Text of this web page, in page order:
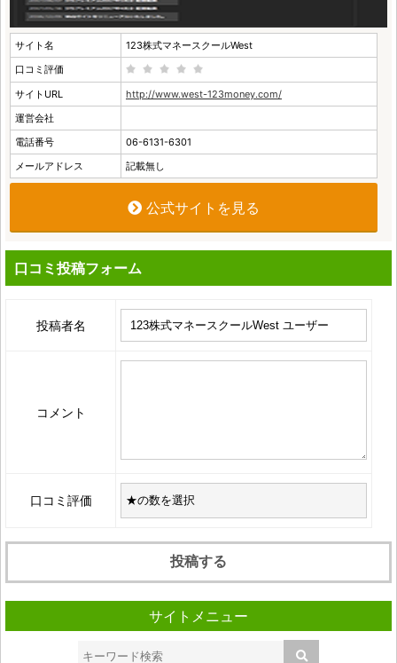
サイト名
123株式マネースクールWest
口コミ評価
サイトURL
http://www.west-123money.com/
運営会社
電話番号
06-6131-6301
メールアドレス
記載無し
公式サイトを見る
口コミ投稿フォーム
投稿者名
コメント
口コミ評価
サイトメニュー